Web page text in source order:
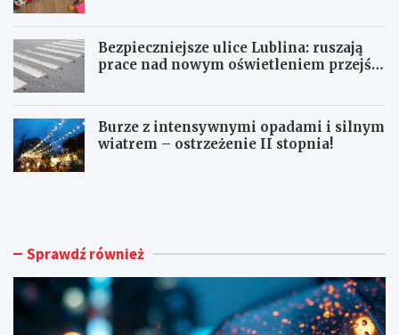
Bezpieczniejsze ulice Lublina: ruszają
prace nad nowym oświetleniem przejść
Burze z intensywnymi opadami i silnym
wiatrem – ostrzeżenie II stopnia!
O
E
E
N
S
r
y
Sprawdź również